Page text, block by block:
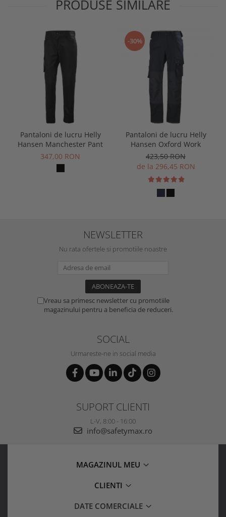
PRODUSE SIMILARE
Pantaloni de lucru Helly
Hansen Manchester Pant
347,00 RON
-30%
Pantaloni de lucru Helly
Hansen Oxford Work
423,50 RON
de la 296,45 RON
NEWSLETTER
Nu rata ofertele si promotiile noastre
Vreau sa primesc newsletter cu promotiile
magazinului pentru a beneficia de reduceri.
SOCIAL
Urmareste-ne in social media
SUPORT CLIENTI
L-V, 8:00 - 16:00
info@safetymax.ro
MAGAZINUL MEU
CLIENTI
DATE COMERCIALE